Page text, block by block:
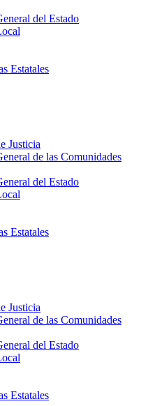
del Estado
Estatales
Justicia
de las Comunidades
del Estado
Estatales
Justicia
de las Comunidades
del Estado
Estatales